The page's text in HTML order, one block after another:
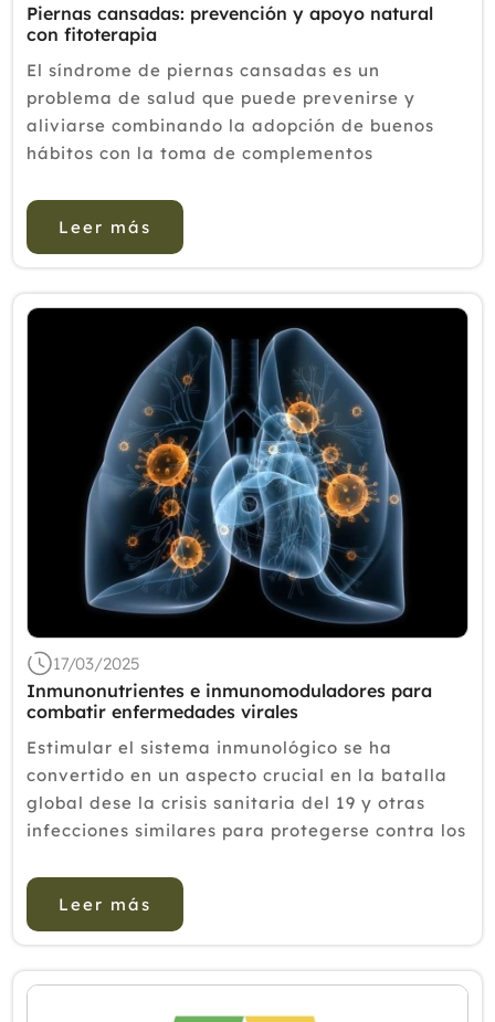
Piernas cansadas: prevención y apoyo natural
con fitoterapia
El síndrome de piernas cansadas es un
problema de salud que puede prevenirse y
aliviarse combinando la adopción de buenos
hábitos con la toma de complementos
de piernas pesadas es un problema comú...
Leer más
17/03/2025
Inmunonutrientes e inmunomoduladores para
combatir enfermedades virales
Estimular el sistema inmunológico se ha
convertido en un aspecto crucial en la batalla
global dese la crisis sanitaria del 19 y otras
infecciones similares para protegerse contra los
infecciones virales del tracto respiratorio inf...
Leer más